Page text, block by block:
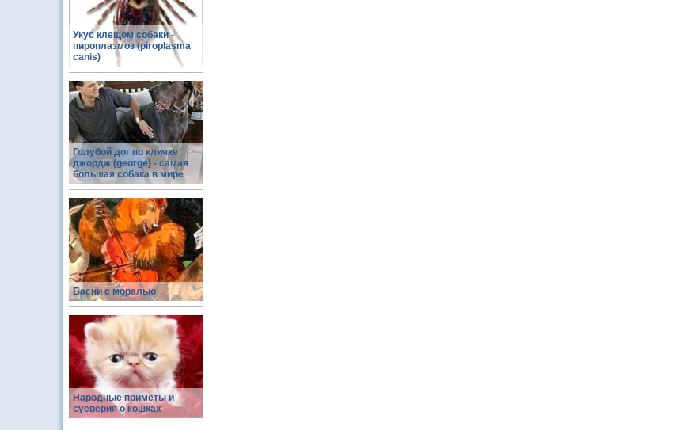
Укус клещом собаки -
пироплазмоз (piroplasma
canis)
Голубой дог по кличке
джордж (george) - самая
большая собака в мире
Басни с моралью
Народные приметы и
суеверия о кошках